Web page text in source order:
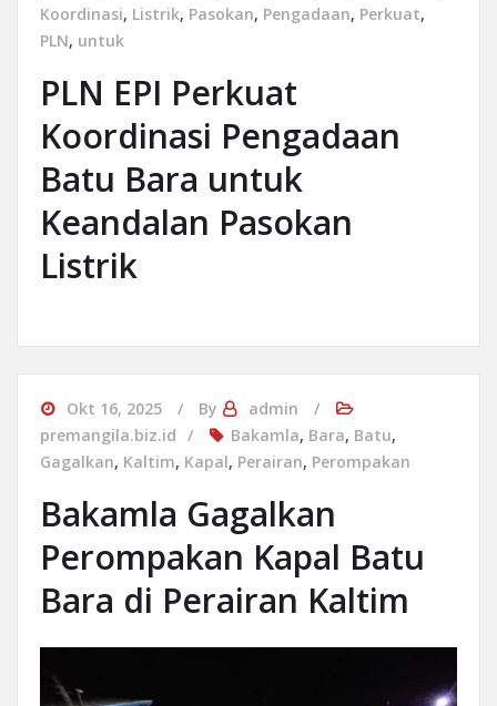
Koordinasi, Listrik, Pasokan, Pengadaan, Perkuat,
PLN, untuk
PLN EPI Perkuat
Koordinasi Pengadaan
Batu Bara untuk
Keandalan Pasokan
Listrik
Okt 16, 2025 By
admin
premangila.biz.id
Bakamla, Bara, Batu,
Gagalkan, Kaltim, Kapal, Perairan, Perompakan
Bakamla Gagalkan
Perompakan Kapal Batu
Bara di Perairan Kaltim